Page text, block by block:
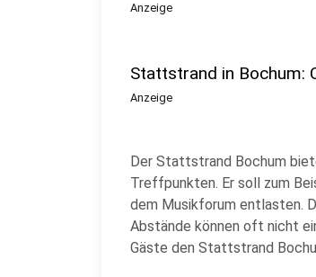
Anzeige
Stattstrand in Bochum:
Anzeige
Der Stattstrand Bochum
Treffpunkten. Er soll zum
dem Musikforum entlasten.
Abstände können oft nicht
Gäste den Stattstrand